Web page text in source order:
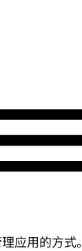
应用的方式。